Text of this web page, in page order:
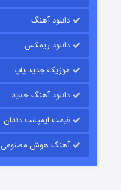
قسمت
دانلود آهنگ
دانلود ریمکس
موزیک جدید پاپ
دانلود آهنگ جدید
قیمت ایمپلنت دندان
آهنگ هوش مصنوعی